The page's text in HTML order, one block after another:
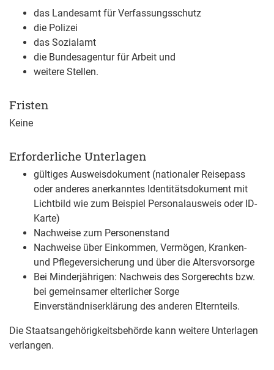
das Landesamt für Verfassungsschutz
die Polizei
das Sozialamt
die Bundesagentur für Arbeit und
weitere Stellen.
Fristen
Keine
Erforderliche Unterlagen
gültiges Ausweisdokument (nationaler Reisepass
oder anderes anerkanntes Identitätsdokument mit
Lichtbild wie zum Beispiel Personalausweis oder ID-
Karte)
Nachweise zum Personenstand
Nachweise über Einkommen, Vermögen, Kranken-
und Pflegeversicherung und über die Altersvorsorge
Bei Minderjährigen: Nachweis des Sorgerechts bzw.
bei gemeinsamer elterlicher Sorge
Einverständniserklärung des anderen Elternteils.
Die Staatsangehörigkeitsbehörde kann weitere Unterlagen
verlangen.